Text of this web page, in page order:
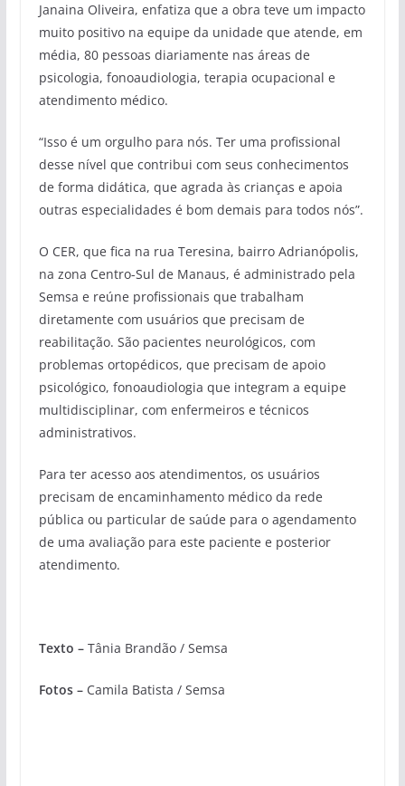
Janaina Oliveira, enfatiza que a obra teve um impacto
muito positivo na equipe da unidade que atende, em
média, 80 pessoas diariamente nas áreas de
psicologia, fonoaudiologia, terapia ocupacional e
atendimento médico.
“Isso é um orgulho para nós. Ter uma profissional
desse nível que contribui com seus conhecimentos
de forma didática, que agrada às crianças e apoia
outras especialidades é bom demais para todos nós”.
O CER, que fica na rua Teresina, bairro Adrianópolis,
na zona Centro-Sul de Manaus, é administrado pela
Semsa e reúne profissionais que trabalham
diretamente com usuários que precisam de
reabilitação. São pacientes neurológicos, com
problemas ortopédicos, que precisam de apoio
psicológico, fonoaudiologia que integram a equipe
multidisciplinar, com enfermeiros e técnicos
administrativos.
Para ter acesso aos atendimentos, os usuários
precisam de encaminhamento médico da rede
pública ou particular de saúde para o agendamento
de uma avaliação para este paciente e posterior
atendimento.
Texto – Tânia Brandão / Semsa
Fotos –Camila Batista / Semsa